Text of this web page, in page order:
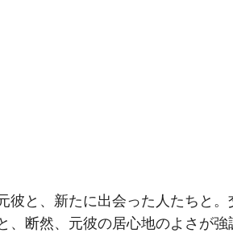
彼と、新たに出会った人たちと。
、断然、元彼の居心地のよさが強